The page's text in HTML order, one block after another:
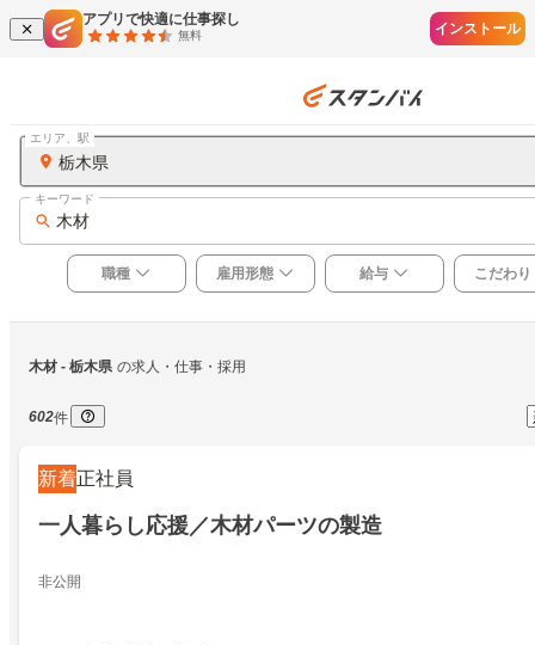
アプリで快適に仕事探し
無料 インストール
栃木県
エリア、駅
木材
キーワード
職種 雇用形態 給与 こだわり
木材 - 栃木県 の求人・仕事・採用
602件
新着正社員
一人暮らし応援／木材パーツの製造
非公開